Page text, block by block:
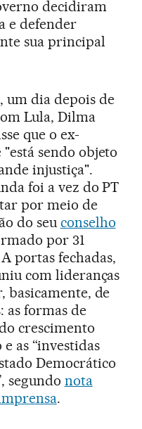
decidiram
e defender
sua principal
um dia depois de
Lula, Dilma
que o ex-
sendo objeto
injustiça".
foi a vez do PT
por meio de
do seu conselho
por 31
portas fechadas,
com lideranças
basicamente, de
as formas de
crescimento
as “investidas
Democrático
segundo nota
.